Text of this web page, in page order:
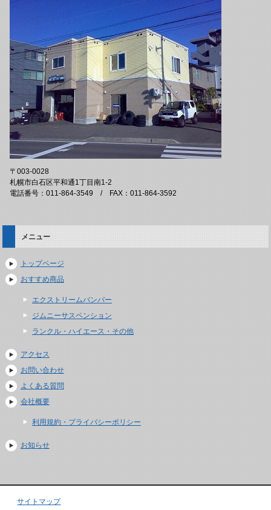
〒003-0028
札幌市白石区平和通1丁目南1-2
電話番号：011-864-3549 / FAX：011-864-3592
メニュー
トップページ
おすすめ商品
エクストリームバンパー
ジムニーサスペンション
ランクル・ハイエース・その他
アクセス
お問い合わせ
よくある質問
会社概要
利用規約・プライバシーポリシー
お知らせ
サイトマップ